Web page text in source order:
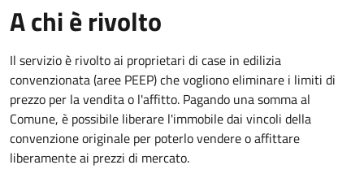
A chi è rivolto
Il servizio è rivolto ai proprietari di case in edilizia
convenzionata (aree PEEP) che vogliono eliminare i limiti di
prezzo per la vendita o l'affitto. Pagando una somma al
Comune, è possibile liberare l'immobile dai vincoli della
convenzione originale per poterlo vendere o affittare
liberamente ai prezzi di mercato.